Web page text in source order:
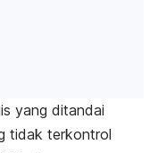
yang ditandai
tidak terkontrol